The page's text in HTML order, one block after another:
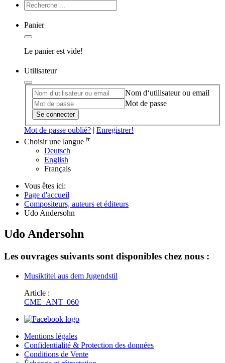
Panier
Le panier est vide!
Utilisateur
Nom d‘utilisateur ou email
Mot de passe
Se connecter
Mot de passe oublié? | Enregistrer!
Choisir une langue fr
Deutsch
English
Français
Vous êtes ici:
Page d'accueil
Compositeurs, auteurs et éditeurs
Udo Andersohn
Udo Andersohn
Les ouvrages suivants sont disponibles chez nous :
Musiktitel aus dem Jugendstil
Article :
CME_ANT_060
Mentions légales
Confidentialité & Protection des données
Conditions de Vente